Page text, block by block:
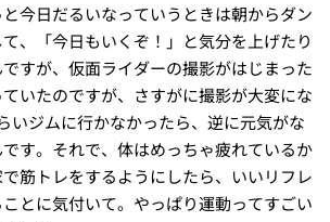
今日だるいなっていうときは朝からダン
、「今日もいくぞ！」と気分を上げたり
すが、仮面ライダーの撮影がはじまった
いたのですが、さすがに撮影が大変にな
いジムに行かなかったら、逆に元気がな
す。それで、体はめっちゃ疲れているか
筋トレをするようにしたら、いいリフレ
とに気付いて。やっぱり運動ってすごい